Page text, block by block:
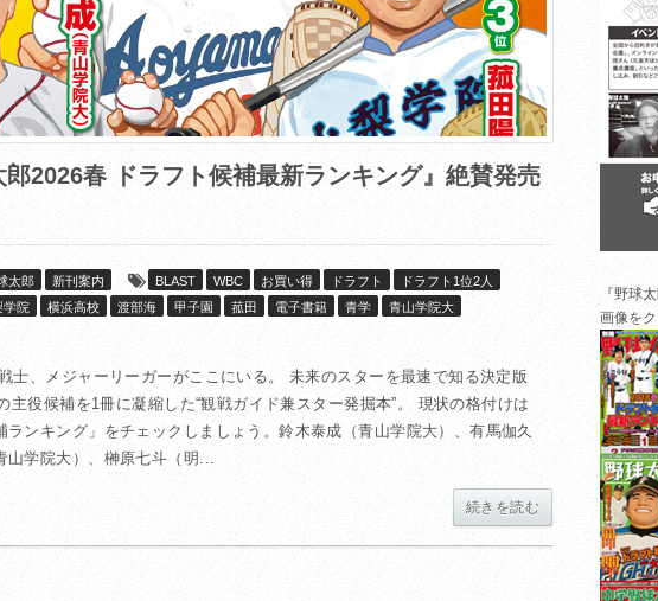
郎2026春 ドラフト候補最新ランキング』絶賛発売
太郎 新刊案内 BLAST WBC お買い得 ドラフト
ドラフト1位2人
学院 横浜高校 渡部海 甲子園 菰田 電子書籍 青学
青山学院大
士、メジャーリーガーがここにいる。 未来のスターを最速で知る決定版
役候補を1冊に凝縮した“観戦ガイド兼スター発掘本”。 現状の格付けは
ランキング」をチェックしましょう。鈴木泰成（青山学院大）、有馬伽久
山学院大）、榊原七斗（明...
続きを読む
『野球
画像を